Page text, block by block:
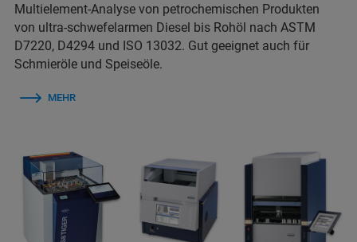
Multielement-Analyse von petrochemischen Produkten
von ultra-schwefelarmen Diesel bis Rohöl nach ASTM
D7220, D4294 und ISO 13032. Gut geeignet auch für
Schmieröle und Speiseöle.
MEHR